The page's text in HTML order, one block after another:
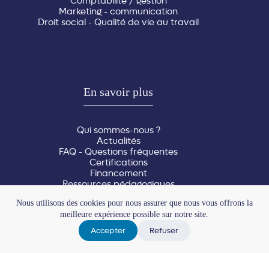
Nous utilisons des cookies pour nous assurer que nous vous offrons la
meilleure expérience possible sur notre site.
Accepter
Refuser
Marketing - communication
Droit social - Qualité de vie au travail
En savoir plus
Qui sommes-nous ?
Actualités
FAQ - Questions fréquentes
Certifications
Financement
Ressources pédagogiques
Recrutement
Accessibilité : partiellement conforme (98%)
tous droits réservés © Alternative Formation 2026 •